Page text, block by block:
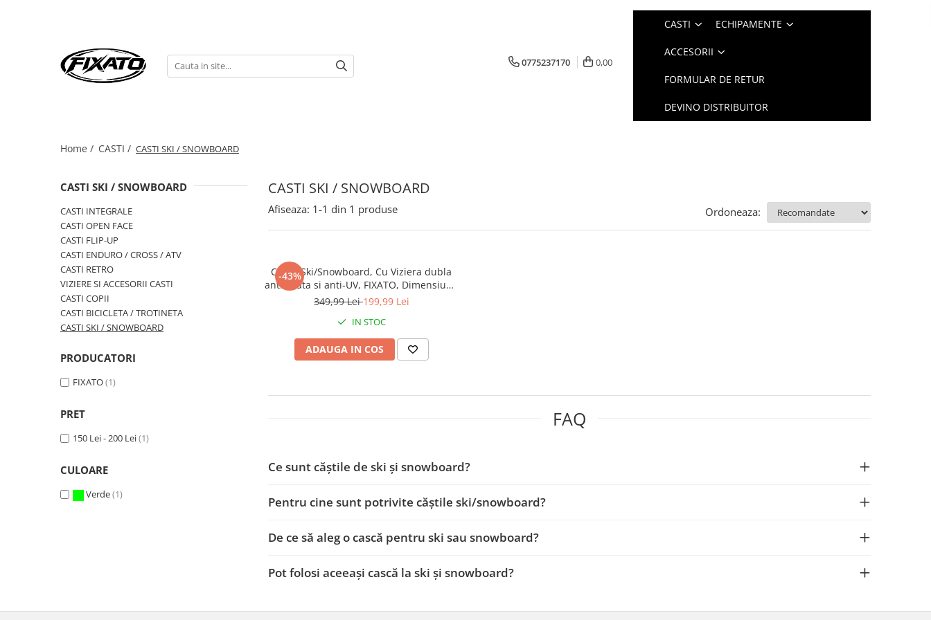
CASTI INTEGRALE
VIZIERE SI ACCESORII CASTI
CASTI BICICLETA / TROTINETA
CASTI SKI / SNOWBOARD
Manusi Moto
Manusi Bicicleta
OCHELARI MOTO
SUPORTURI TELEFON
GPS TRACKER
0775237170 0,00
CASTI ECHIPAMENTE
ACCESORII
FORMULAR DE RETUR
DEVINO DISTRIBUITOR
Home / CASTI / CASTI SKI / SNOWBOARD
CASTI SKI / SNOWBOARD
CASTI SKI / SNOWBOARD
CASTI INTEGRALE
CASTI OPEN FACE
CASTI FLIP-UP
CASTI ENDURO / CROSS / ATV
CASTI RETRO
VIZIERE SI ACCESORII CASTI
CASTI COPII
CASTI BICICLETA / TROTINETA
CASTI SKI / SNOWBOARD
PRODUCATORI
FIXATO(1)
PRET
150 Lei - 200 Lei(1)
CULOARE
Verde(1)
Afiseaza: 1-1 din 1 produse Ordoneaza:
-43%
Casca Ski/Snowboard, Cu Viziera dubla
anti-ceata si anti-UV, FIXATO, Dimensiune
reglabila, Circumferinta 58-62, Verde
349,99 Lei199,99 Lei
IN STOC
ADAUGA IN COS
FAQ
Ce sunt căștile de ski și snowboard?
Pentru cine sunt potrivite căștile ski/snowboard?
De ce să aleg o cască pentru ski sau snowboard?
Pot folosi aceeași cască la ski și snowboard?